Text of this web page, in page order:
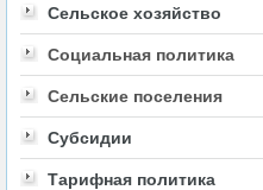
Сельское хозяйство
Социальная политика
Сельские поселения
Субсидии
Тарифная политика